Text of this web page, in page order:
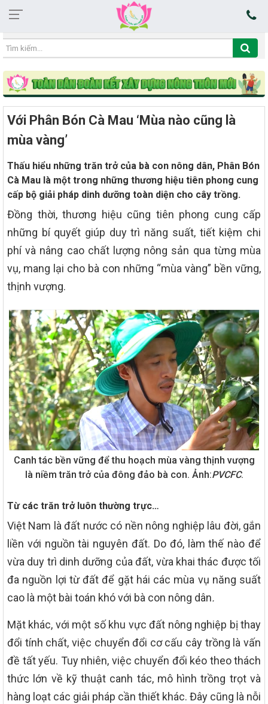
12:05:14 06/08/2026
Với Phân Bón Cà Mau ‘Mùa nào cũng là
mùa vàng’
Thấu hiểu những trăn trở của bà con nông dân, Phân Bón
Cà Mau là một trong những thương hiệu tiên phong cung
cấp bộ giải pháp dinh dưỡng toàn diện cho cây trồng.
Đồng thời, thương hiệu cũng tiên phong cung cấp
những bí quyết giúp duy trì năng suất, tiết kiệm chi
phí và nâng cao chất lượng nông sản qua từng mùa
vụ, mang lại cho bà con những “mùa vàng” bền vững,
thịnh vượng.
Canh tác bền vững để thu hoạch mùa vàng thịnh vượng
là niềm trăn trở của đông đảo bà con. Ảnh:PVCFC.
Từ các trăn trở luôn thường trực…
Việt Nam là đất nước có nền nông nghiệp lâu đời, gắn
liền với nguồn tài nguyên đất. Do đó, làm thế nào để
vừa duy trì dinh dưỡng của đất, vừa khai thác được tối
đa nguồn lợi từ đất để gặt hái các mùa vụ năng suất
cao là một bài toán khó với bà con nông dân.
Mặt khác, với một số khu vực đất nông nghiệp bị thay
đổi tính chất, việc chuyển đổi cơ cấu cây trồng là vấn
đề tất yếu. Tuy nhiên, việc chuyển đổi kéo theo thách
thức lớn về kỹ thuật canh tác, mô hình trồng trọt và
hàng loạt các giải pháp cần thiết khác. Đây cũng là nỗi